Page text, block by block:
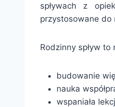
spływach z
przystosowane do
Rodzinny spływ
budowanie
nauka
wspaniała